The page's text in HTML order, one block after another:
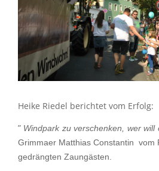
Heike Riedel berich­tet vom Erfolg:
” Windpark zu verschen­ken, wer will
Grimmaer Matthias Constan­tin vom
gedräng­ten Zaungästen.